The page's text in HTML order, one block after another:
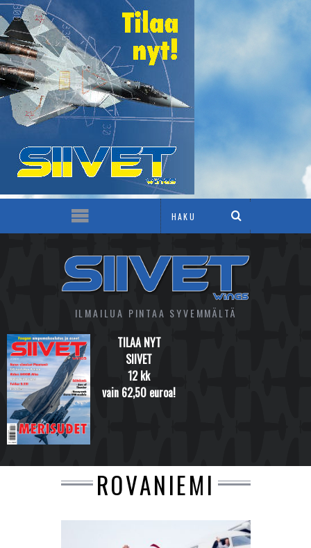
ILMAILUA PINTAA SYVEMMÄLTÄ
TILAA NYT
SIIVET
12 kk
vain 62,50 euroa!
ROVANIEMI